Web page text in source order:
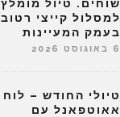
שוחים. טיול מומלץ
למסלול קייצי רטוב
בעמק המעיינות
6 באוגוסט 2026
טיולי החודש – לוח
אאוטפאנל עם